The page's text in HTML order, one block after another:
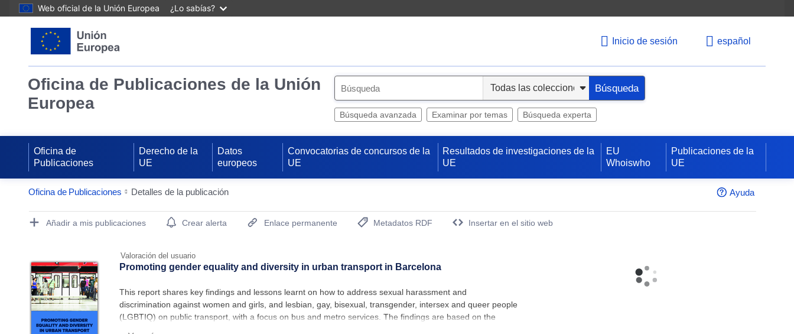
Web oficial de la Unión Europea ¿Lo sabías?
Inicio de sesión español
Oficina de Publicaciones de la Unión
Europea
e
Búsqueda
Búsqueda avanzada Examinar por temas Búsqueda experta
Oficina de
Publicaciones
Derecho de la
UE
Datos
europeos
Convocatorias de concursos de la
UE
Resultados de investigaciones de la
UE
EU
Whoiswho
Publicaciones de la
UE
Oficina de Publicaciones Detalles de la publicación Ayuda
Publication Detail Actions Portlet
Añadir a mis publicaciones Crear alerta Enlace permanente
Metadatos RDF
Insertar en el sitio web
Valoración del usuario
Promoting gender equality and diversity in urban transport in Barcelona
This report shares key findings and lessons learnt on how to address sexual harassment and
discrimination against women and girls, and lesbian, gay, bisexual, transgender, intersex and queer people
(LGBTIQ) on public transport, with a focus on bus and metro services. The findings are based on the